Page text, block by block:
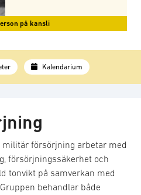
på kansli
Kalendarium
försörjning arbetar med
försörjningssäkerhet och
tonvikt på samverkan med
behandlar både